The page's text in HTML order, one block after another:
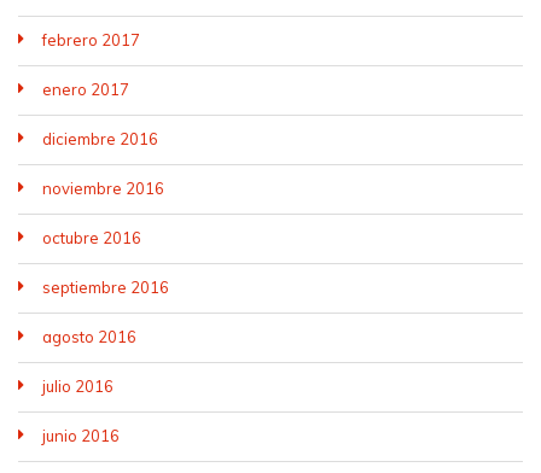
febrero 2017
enero 2017
diciembre 2016
noviembre 2016
octubre 2016
septiembre 2016
agosto 2016
julio 2016
junio 2016